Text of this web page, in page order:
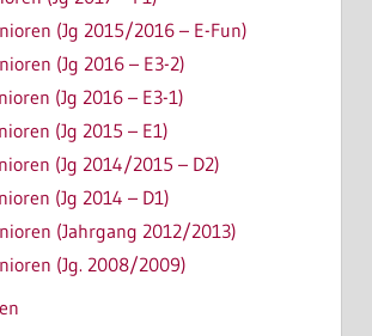
(Jg 2015/2016 – E-Fun)
(Jg 2016 – E3-2)
(Jg 2016 – E3-1)
(Jg 2015 – E1)
(Jg 2014/2015 – D2)
(Jg 2014 – D1)
(Jahrgang 2012/2013)
(Jg. 2008/2009)